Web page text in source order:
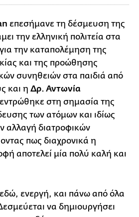
επεσήμανε τη δέσμευση της
την ελληνική πολιτεία στα
την καταπολέμηση της
και της προώθησης
συνηθειών στα παιδιά από
και η Δρ. Αντωνία
στη σημασία της
των ατόμων και ιδίως
αλλαγή διατροφικών
πως διαχρονικά η
αποτελεί μία πολύ καλή και
εδώ, ενεργή, και πάνω από όλα
να δημιουργήσει